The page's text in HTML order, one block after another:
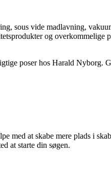
sous vide madlavning,
og overkommelige
poser hos Harald Nyborg.
med at skabe mere plads i
at starte din søgen.